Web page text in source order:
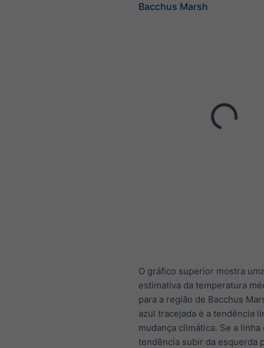
Bacchus Marsh
O gráfico superior mostra
estimativa da temperatura
para a região de Bacchus
azul tracejada é a tendência
mudança climática. Se a linha
tendência subir da esquerda